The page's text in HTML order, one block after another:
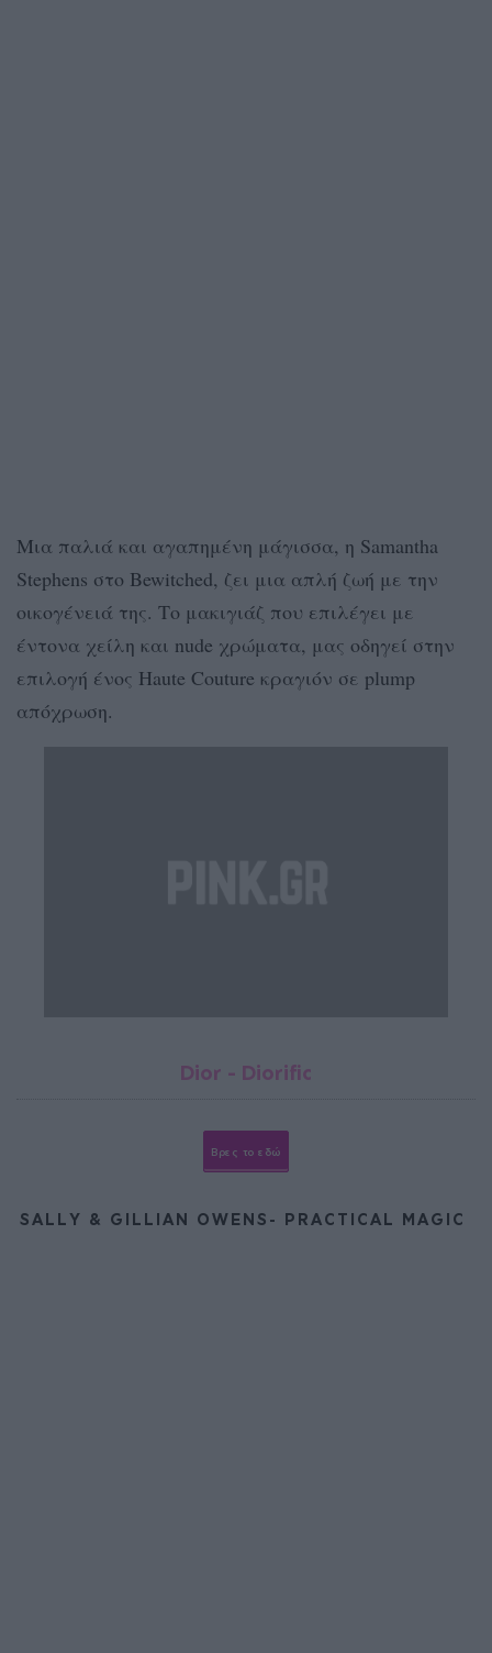
Μια παλιά και αγαπημένη μάγισσα, η Samantha
Stephens στο Bewitched, ζει μια απλή ζωή με την
οικογένειά της. Το μακιγιάζ που επιλέγει με
έντονα χείλη και nude χρώματα, μας οδηγεί στην
επιλογή ένος Haute Couture κραγιόν σε plump
απόχρωση.
Dior - Diorific
Βρες το εδώ
SALLY & GILLIAN OWENS- PRACTICAL MAGIC